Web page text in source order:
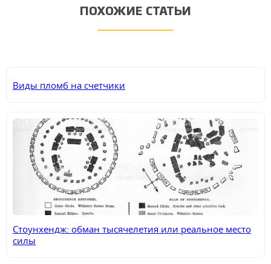
ПОХОЖИЕ СТАТЬИ
Виды пломб на счетчики
Стоунхендж: обман тысячелетия или реальное место
силы